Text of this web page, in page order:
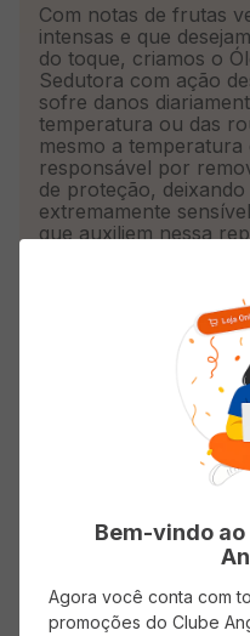
Com notas de frutas
intensas e que
do toque, criamos o
Sedutora com ação
sofre danos
temperatura ou das
mesmo a temperatura
responsável por
de proteção,
extremamente
que auxiliem nessa
hidratação profunda,
peles extrassecas.
rejuvenescida, e
Óleo de Amêndoas
Avaliações
Classificação
Bem-vindo
Agora você conta com
promoções do Clube